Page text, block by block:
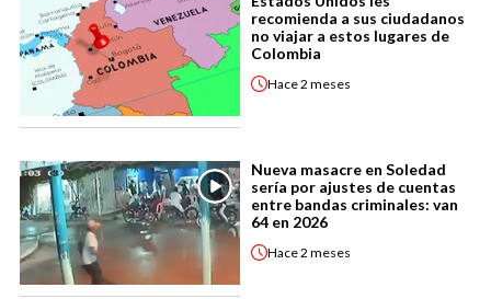
recomienda a sus ciudadanos
no viajar a estos lugares de
Colombia
Hace2 meses
Nueva masacre en Soledad
sería por ajustes de cuentas
entre bandas criminales: van
64 en 2026
Hace2 meses